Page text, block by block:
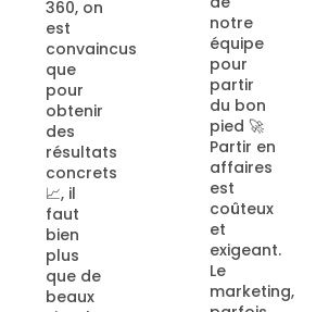
notre
équipe
pour
partir
du bon
pied 🚀
Partir en
affaires
est
coûteux
et
exigeant.
Le
marketing,
Ascension
360?
Avec
plus de
15 ans
d’expérience
à
travailler
auprès
des PME
québécoises,
le
Studio
360 a
vite